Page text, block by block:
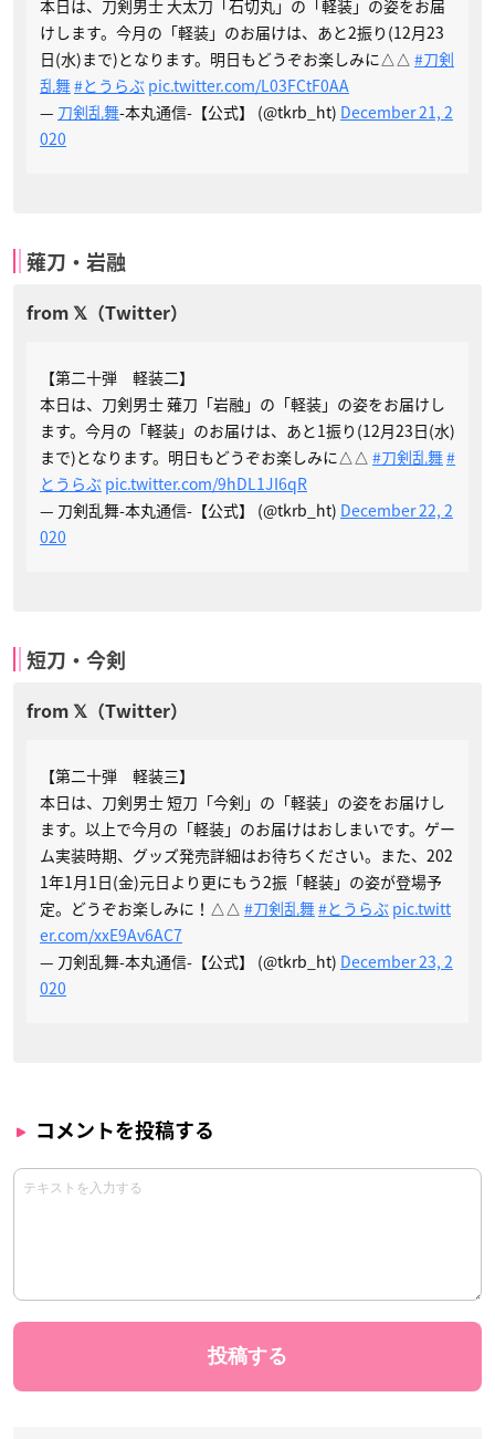
本日は、刀剣男士 大太刀「石切丸」の「軽装」の姿をお届
けします。今月の「軽装」のお届けは、あと2振り(12月23
日(水)まで)となります。明日もどうぞお楽しみに△△ #刀剣
乱舞#とうらぶ pic.twitter.com/L03FCtF0AA
— 刀剣乱舞-本丸通信-【公式】 (@tkrb_ht) December 21, 2
020
薙刀・岩融
【第二十弾 軽装二】
本日は、刀剣男士 薙刀「岩融」の「軽装」の姿をお届けし
ます。今月の「軽装」のお届けは、あと1振り(12月23日(水)
まで)となります。明日もどうぞお楽しみに△△ #刀剣乱舞#
とうらぶ pic.twitter.com/9hDL1JI6qR
— 刀剣乱舞-本丸通信-【公式】 (@tkrb_ht) December 22, 2
020
短刀・今剣
【第二十弾 軽装三】
本日は、刀剣男士 短刀「今剣」の「軽装」の姿をお届けし
ます。以上で今月の「軽装」のお届けはおしまいです。ゲー
ム実装時期、グッズ発売詳細はお待ちください。また、202
1年1月1日(金)元日より更にもう2振「軽装」の姿が登場予
定。どうぞお楽しみに！△△ #刀剣乱舞#とうらぶ pic.twitt
er.com/xxE9Av6AC7
— 刀剣乱舞-本丸通信-【公式】 (@tkrb_ht) December 23, 2
020
コメントを投稿する